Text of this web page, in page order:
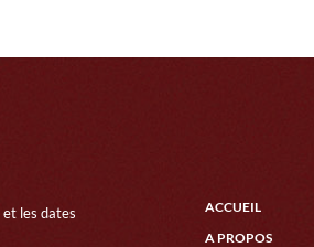
les dates
ACCUEIL
A PROPOS